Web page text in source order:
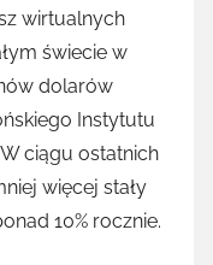
wirtualnych
świecie w
dolarów
Instytutu
ciągu ostatnich
więcej stały
10% rocznie.